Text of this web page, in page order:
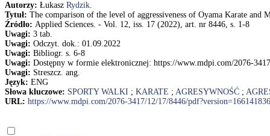
Autorzy: Łukasz Rydzik.
Tytuł: The comparison of the level of aggressiveness of Oyama Karate
Źródło: Applied Sciences. - Vol. 12, iss. 17 (2022), art. nr 8446, s. 1-8
Uwagi: 3 tab.
Uwagi: Odczyt. dok.: 01.09.2022
Uwagi: Bibliogr. s. 6-8
Uwagi: Dostępny w formie elektronicznej: https://www.mdpi.com/2076-
Uwagi: Streszcz. ang.
Język: ENG
Słowa kluczowe: SPORTY WALKI ; KARATE ; AGRESYWNOŚĆ ;
URL: https://www.mdpi.com/2076-3417/12/17/8446/